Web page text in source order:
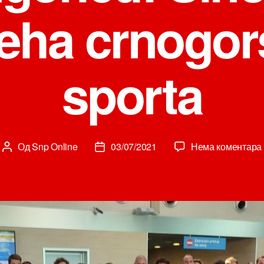
sporta
Аутор
ОдSnp Online
Датум
03/07/2021 Нема коментара